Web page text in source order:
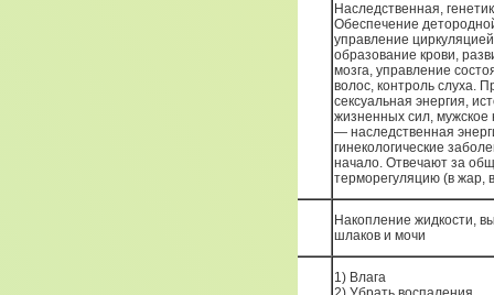
Наследственная,
Обеспечение
управление
образование крови,
мозга, управление
волос, контроль слуха.
сексуальная энергия,
жизненных сил, мужское
— наследственная
гинекологические
начало. Отвечают за
терморегуляцию (в жар,
Накопление жидкости,
шлаков и мочи
1) Влага